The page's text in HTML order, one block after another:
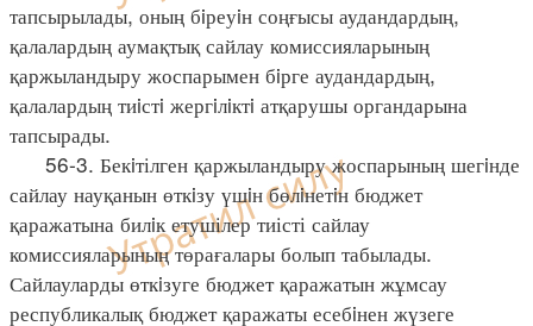
тапсырылады, оның бiреуiн соңғысы аудандардың,
қалалардың аумақтық сайлау комиссияларының
қаржыландыру жоспарымен бiрге аудандардың,
қалалардың тиiстi жергiлiктi атқарушы органдарына
тапсырады.
56-3. Бекiтілген қаржыландыру жоспарының шегiнде
сайлау науқанын өткiзу үшiн бөлiнетiн бюджет
қаражатына билiк етушілер тиісті сайлау
комиссияларының төрағалары болып табылады.
Сайлауларды өткiзуге бюджет қаражатын жұмсау
республикалық бюджет қаражаты есебiнен жүзеге